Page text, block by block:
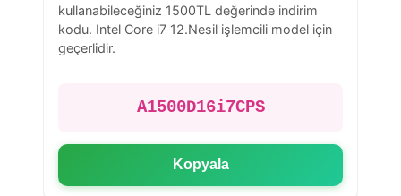
kullanabileceğiniz 1500TL değerinde indirim
kodu. Intel Core i7 12.Nesil işlemcili model için
geçerlidir.
A1500D16i7CPS
Kopyala